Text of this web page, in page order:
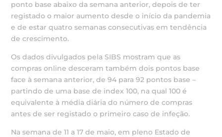
ponto base abaixo da semana anterior, depois de ter
registado o maior aumento desde o início da pandemia
e de estar quatro semanas consecutivas em tendência
de crescimento.
Os dados divulgados pela SIBS mostram que as
compras online desceram também dois pontos base
face à semana anterior, de 94 para 92 pontos base –
partindo de uma base de index 100, na qual 100 é
equivalente à média diária do número de compras
antes de ser registado o primeiro caso de infeção.
Na semana de 11 a 17 de maio, em pleno Estado de